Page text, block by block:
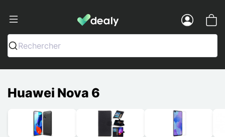
Dealy - Capas e acessórios para
Rechercher
Huawei Nova 6